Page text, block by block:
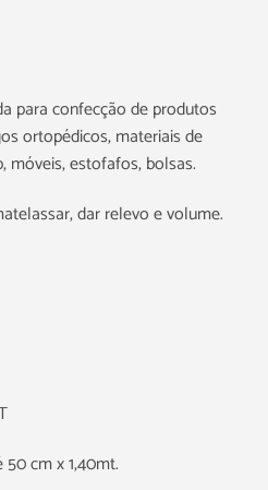
para confecção de produtos
ortopédicos, materiais de
móveis, estofafos, bolsas.
dar relevo e volume.
cm x 1,40mt.